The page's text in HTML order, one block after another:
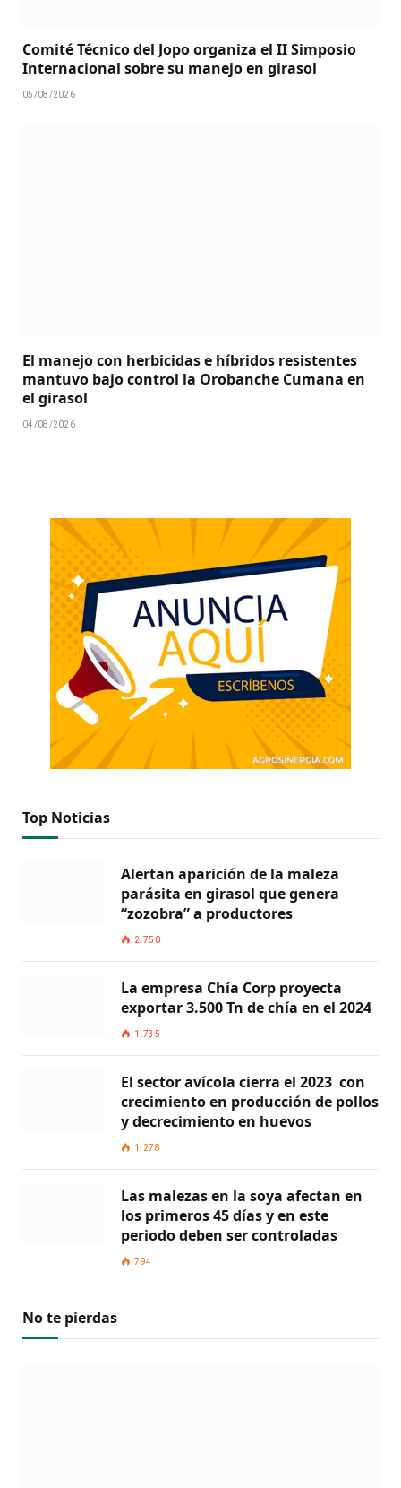
Comité Técnico del Jopo organiza el II Simposio
Internacional sobre su manejo en girasol
05/08/2026
El manejo con herbicidas e híbridos resistentes
mantuvo bajo control la Orobanche Cumana en
el girasol
04/08/2026
Top Noticias
Alertan aparición de la maleza
parásita en girasol que genera
“zozobra” a productores
2.750
La empresa Chía Corp proyecta
exportar 3.500 Tn de chía en el 2024
1.735
El sector avícola cierra el 2023 con
crecimiento en producción de pollos
y decrecimiento en huevos
1.278
Las malezas en la soya afectan en
los primeros 45 días y en este
periodo deben ser controladas
794
No te pierdas